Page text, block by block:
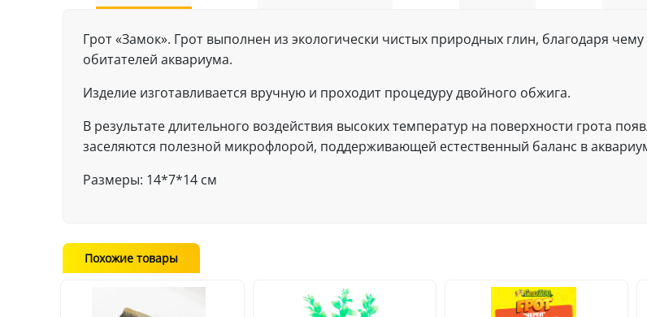
Грот «Замок». Грот выполнен из экологически чистых природных глин, благодаря
обитателей аквариума.
Изделие изготавливается вручную и проходит процедуру двойного обжига.
В результате длительного воздействия высоких температур на поверхности грота
заселяются полезной микрофлорой, поддерживающей естественный баланс в
Размеры: 14*7*14 см
Похожие товары